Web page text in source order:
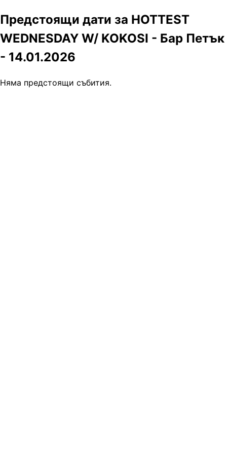
Предстоящи дати за HOTTEST
WEDNESDAY W/ KOKOSI - Бар Петък
- 14.01.2026
Няма предстоящи събития.